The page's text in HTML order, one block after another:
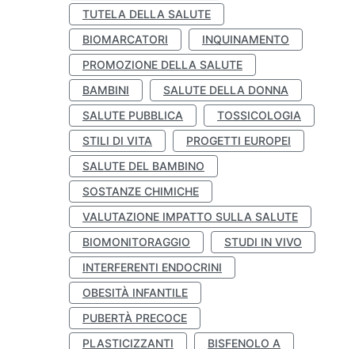
TUTELA DELLA SALUTE
BIOMARCATORI
INQUINAMENTO
PROMOZIONE DELLA SALUTE
BAMBINI
SALUTE DELLA DONNA
SALUTE PUBBLICA
TOSSICOLOGIA
STILI DI VITA
PROGETTI EUROPEI
SALUTE DEL BAMBINO
SOSTANZE CHIMICHE
VALUTAZIONE IMPATTO SULLA SALUTE
BIOMONITORAGGIO
STUDI IN VIVO
INTERFERENTI ENDOCRINI
OBESITÀ INFANTILE
PUBERTÀ PRECOCE
PLASTICIZZANTI
BISFENOLO A